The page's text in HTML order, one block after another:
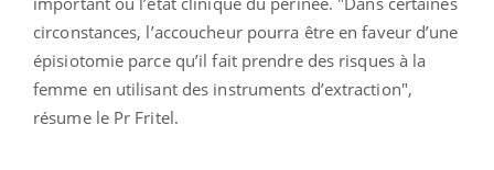
circonstances, l’accoucheur pourra être en faveur d’une
épisiotomie parce qu’il fait prendre des risques à la
femme en utilisant des instruments d’extraction",
résume le Pr Fritel.